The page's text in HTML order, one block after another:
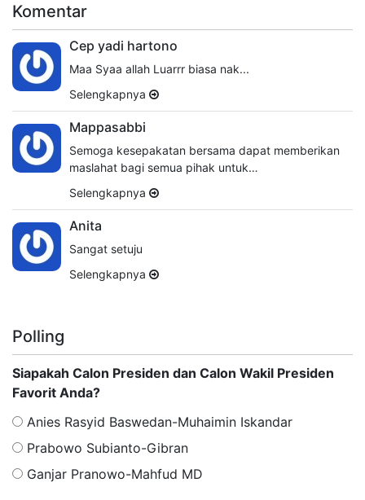
Komentar
Cep yadi hartono
Maa Syaa allah Luarrr biasa nak...
Selengkapnya
Mappasabbi
Semoga kesepakatan bersama dapat memberikan
maslahat bagi semua pihak untuk…
Selengkapnya
Anita
Sangat setuju
Selengkapnya
Polling
Siapakah Calon Presiden dan Calon Wakil Presiden
Favorit Anda?
Anies Rasyid Baswedan-Muhaimin Iskandar
Prabowo Subianto-Gibran
Ganjar Pranowo-Mahfud MD